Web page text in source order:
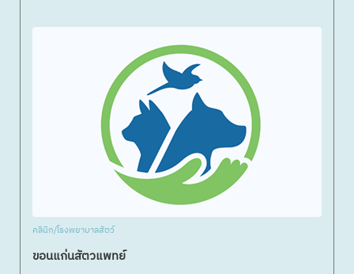
คลินิก/โรงพยาบาลสัตว์
ขอนแก่นสัตวแพทย์